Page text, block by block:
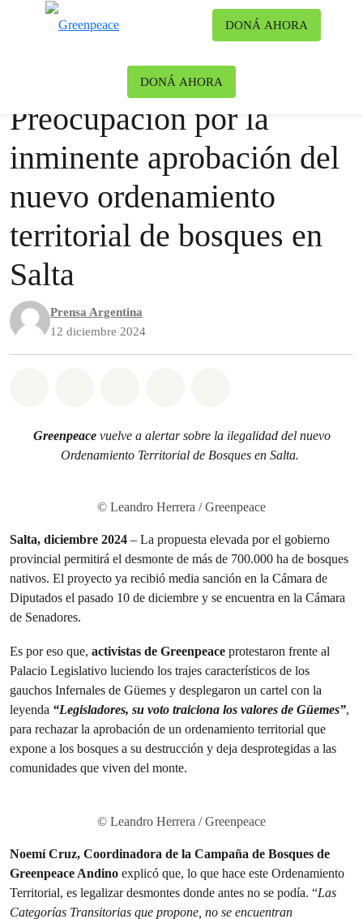
DONÁ AHORA
DONÁ AHORA
| Noticias
Preocupación por la
inminente aprobación del
nuevo ordenamiento
territorial de bosques en
Salta
Prensa Argentina
12 diciembre 2024
Greenpeacevuelve a alertar sobre la ilegalidad del nuevo
Ordenamiento Territorial de Bosques en Salta.
© Leandro Herrera / Greenpeace
Salta, diciembre 2024 – La propuesta elevada por el gobierno
provincial permitirá el desmonte de más de 700.000 ha de bosques
nativos. El proyecto ya recibió media sanción en la Cámara de
Diputados el pasado 10 de diciembre y se encuentra en la Cámara
de Senadores.
Es por eso que, activistas de Greenpeace protestaron frente al
Palacio Legislativo luciendo los trajes característicos de los
gauchos Infernales de Güemes y desplegaron un cartel con la
leyenda “Legisladores, su voto traiciona los valores de Güemes”,
para rechazar la aprobación de un ordenamiento territorial que
expone a los bosques a su destrucción y deja desprotegidas a las
comunidades que viven del monte.
© Leandro Herrera / Greenpeace
Noemí Cruz, Coordinadora de la Campaña de Bosques de
Greenpeace Andino explicó que, lo que hace este Ordenamiento
Territorial, es legalizar desmontes donde antes no se podía. “Las
Categorías Transitorias que propone, no se encuentran